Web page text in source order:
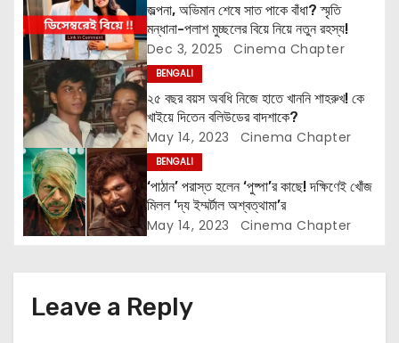
g
a
t
i
o
n
জল্পনা, অভিমান শেষে সাত পাকে বাঁধা? স্মৃতি
মন্ধানা-পলাশ মুচ্ছলের বিয়ে নিয়ে নতুন রহস্য!
Dec 3, 2025 Cinema Chapter
BENGALI
২৫ বছর বয়স অবধি নিজে হাতে খাননি শাহরুখ! কে
খাইয়ে দিতেন বলিউডের বাদশাকে?
May 14, 2023 Cinema Chapter
BENGALI
‘পাঠান’ পরাস্ত হলেন ‘পুষ্পা’র কাছে! দক্ষিণেই খোঁজ
মিলল ‘দ্য ইম্মর্টাল অশ্বত্থামা’র
May 14, 2023 Cinema Chapter
Leave a Reply